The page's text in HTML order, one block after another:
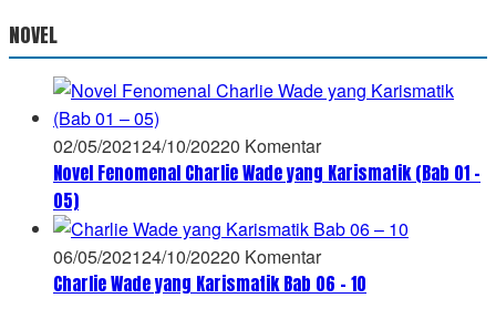
NOVEL
02/05/202124/10/20220 Komentar
Novel Fenomenal Charlie Wade yang Karismatik (Bab 01 –
05)
06/05/202124/10/20220 Komentar
Charlie Wade yang Karismatik Bab 06 – 10